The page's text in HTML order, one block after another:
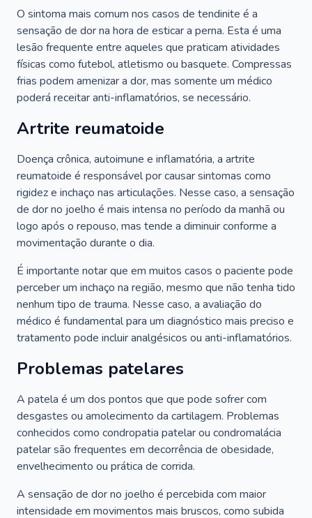
O sintoma mais comum nos casos de tendinite é a
sensação de dor na hora de esticar a perna. Esta é uma
lesão frequente entre aqueles que praticam atividades
físicas como futebol, atletismo ou basquete. Compressas
frias podem amenizar a dor, mas somente um médico
poderá receitar anti-inflamatórios, se necessário.
Artrite reumatoide
Doença crônica, autoimune e inflamatória, a artrite
reumatoide é responsável por causar sintomas como
rigidez e inchaço nas articulações. Nesse caso, a sensação
de dor no joelho é mais intensa no período da manhã ou
logo após o repouso, mas tende a diminuir conforme a
movimentação durante o dia.
É importante notar que em muitos casos o paciente pode
perceber um inchaço na região, mesmo que não tenha tido
nenhum tipo de trauma. Nesse caso, a avaliação do
médico é fundamental para um diagnóstico mais preciso e
tratamento pode incluir analgésicos ou anti-inflamatórios.
Problemas patelares
A patela é um dos pontos que que pode sofrer com
desgastes ou amolecimento da cartilagem. Problemas
conhecidos como condropatia patelar ou condromalácia
patelar são frequentes em decorrência de obesidade,
envelhecimento ou prática de corrida.
A sensação de dor no joelho é percebida com maior
intensidade em movimentos mais bruscos, como subida